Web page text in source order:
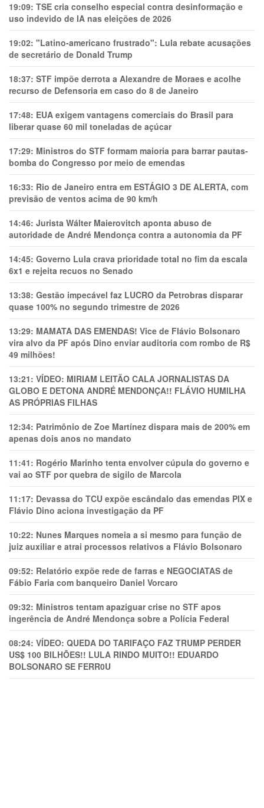
19:09: TSE cria conselho especial contra desinformação e
uso indevido de IA nas eleições de 2026
19:02: "Latino-americano frustrado": Lula rebate acusações
de secretário de Donald Trump
18:37: STF impõe derrota a Alexandre de Moraes e acolhe
recurso de Defensoria em caso do 8 de Janeiro
17:48: EUA exigem vantagens comerciais do Brasil para
liberar quase 60 mil toneladas de açúcar
17:29: Ministros do STF formam maioria para barrar pautas-
bomba do Congresso por meio de emendas
16:33: Rio de Janeiro entra em ESTÁGIO 3 DE ALERTA, com
previsão de ventos acima de 90 km/h
14:46: Jurista Wálter Maierovitch aponta abuso de
autoridade de André Mendonça contra a autonomia da PF
14:45: Governo Lula crava prioridade total no fim da escala
6x1 e rejeita recuos no Senado
13:38: Gestão impecável faz LUCRO da Petrobras disparar
quase 100% no segundo trimestre de 2026
13:29: MAMATA DAS EMENDAS! Vice de Flávio Bolsonaro
vira alvo da PF após Dino enviar auditoria com rombo de R$
49 milhões!
13:21: VÍDEO: MIRIAM LEITÃO CALA JORNALISTAS DA
GLOBO E DETONA ANDRÉ MENDONÇA!! FLÁVIO HUMILHA
AS PRÓPRIAS FILHAS
12:34: Patrimônio de Zoe Martínez dispara mais de 200% em
apenas dois anos no mandato
11:41: Rogério Marinho tenta envolver cúpula do governo e
vai ao STF por quebra de sigilo de Marcola
11:17: Devassa do TCU expõe escândalo das emendas PIX e
Flávio Dino aciona investigação da PF
10:22: Nunes Marques nomeia a si mesmo para função de
juiz auxiliar e atrai processos relativos a Flávio Bolsonaro
09:52: Relatório expõe rede de farras e NEGOCIATAS de
Fábio Faria com banqueiro Daniel Vorcaro
09:32: Ministros tentam apaziguar crise no STF apos
ingerência de André Mendonça sobre a Polícia Federal
08:24: VÍDEO: QUEDA DO TARIFAÇO FAZ TRUMP PERDER
US$ 100 BILHÕES!! LULA RINDO MUITO!! EDUARDO
BOLSONARO SE FERR0U